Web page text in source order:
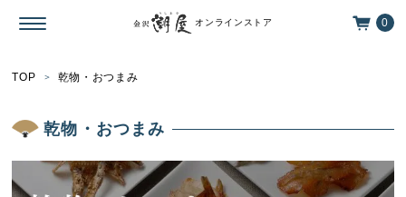
オンラインストア 0
TOP 乾物・おつまみ
乾物・おつまみ